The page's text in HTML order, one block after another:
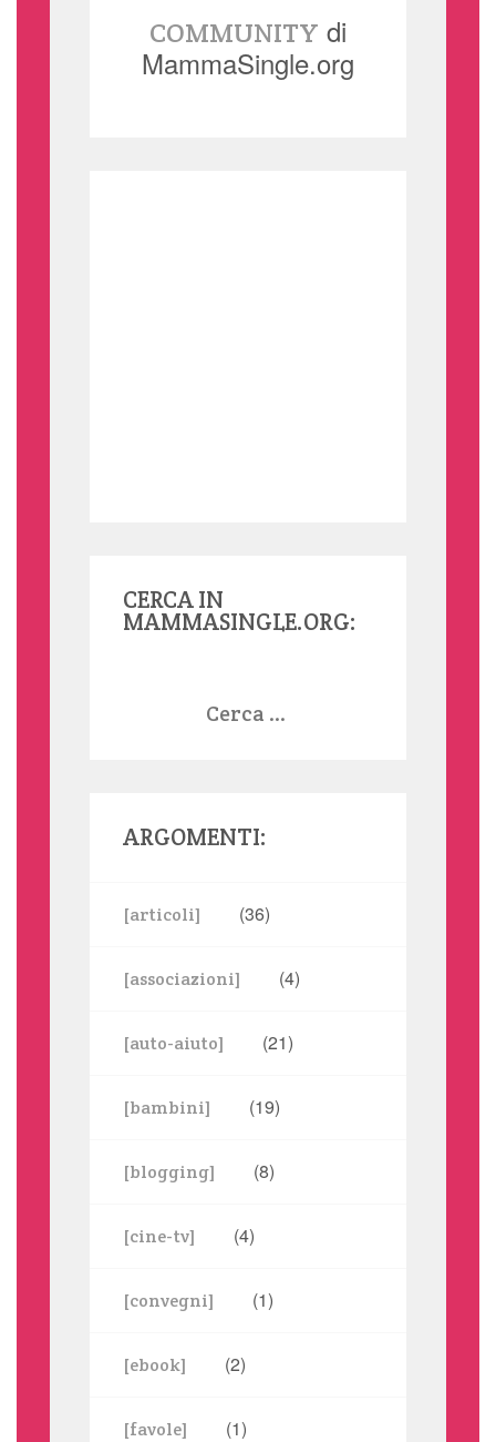
COMMUNITY di
MammaSingle.org
CERCA IN
MAMMASINGLE.ORG:
ARGOMENTI:
[articoli] (36)
[associazioni] (4)
[auto-aiuto] (21)
[bambini] (19)
[blogging] (8)
[cine-tv] (4)
[convegni] (1)
[ebook] (2)
[favole] (1)